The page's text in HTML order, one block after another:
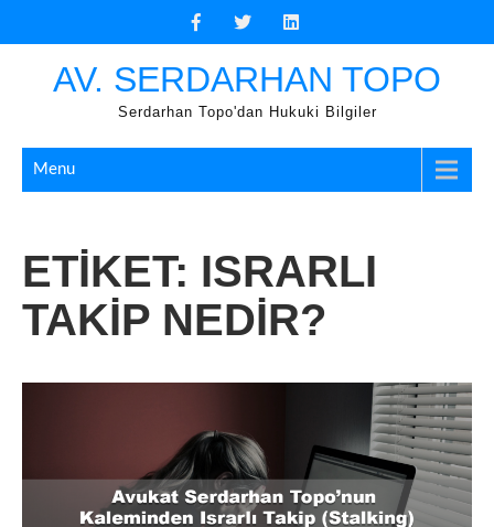
AV. SERDARHAN TOPO
Serdarhan Topo'dan Hukuki Bilgiler
Menu
ETIKET: ISRARLI
TAKIP NEDIR?